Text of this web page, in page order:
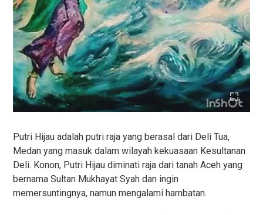
Putri Hijau adalah putri raja yang berasal dari Deli Tua,
Medan yang masuk dalam wilayah kekuasaan Kesultanan
Deli. Konon, Putri Hijau diminati raja dari tanah Aceh yang
bernama Sultan Mukhayat Syah dan ingin
memersuntingnya, namun mengalami hambatan.